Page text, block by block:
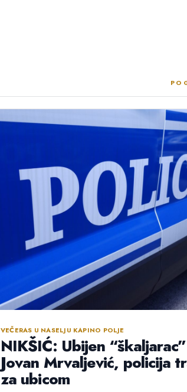
VEČERAS U NASELJU KAPINO POLJE
NIKŠIĆ: Ubijen “škaljarac”
Jovan Mrvaljević, policija
za ubicom